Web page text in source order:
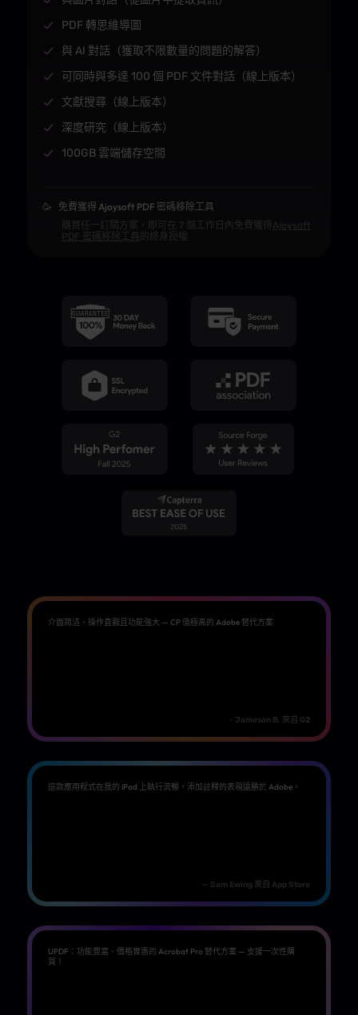
PDF 轉思維導圖
與 AI 對話（獲取不限數量的問題的解答）
可同時與多達 100 個 PDF 文件對話（線上版本）
文獻搜尋（線上版本）
深度研究（線上版本）
100GB 雲端儲存空間
🥳 免費獲得 Ajoysoft PDF 密碼移除工具
購買任一訂閱方案，即可在 7 個工作日內免費獲得 Ajoysoft
PDF 密碼移除工具 的終身授權
介面简洁、操作直觀且功能強大 — CP 值極高的 Adobe 替代方案
- Jameson B. 來自 G2
這款應用程式在我的 iPad 上執行流暢，添加註釋的表現遠勝於 Adobe。
— Sam Ewing 來自 App Store
UPDF：功能豐富、價格實惠的 Acrobat Pro 替代方案 — 支援一次性購
買！